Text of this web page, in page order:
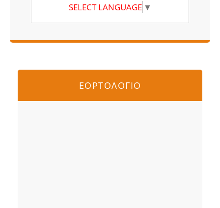
SELECT LANGUAGE ▼
ΕΟΡΤΟΛΟΓΙΟ